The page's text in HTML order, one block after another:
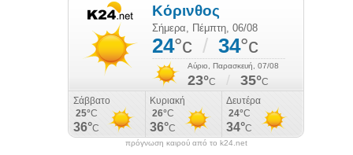
πρόγνωση καιρού από το k24.net